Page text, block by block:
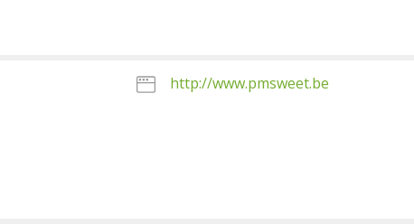
http://www.pmsweet.be